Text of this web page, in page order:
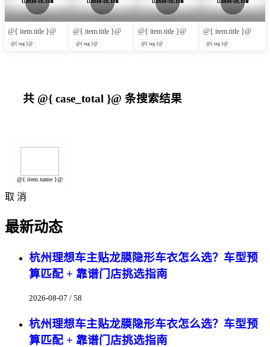
@{ item.title }@
@{ tag }@
@{ item.title }@
@{ tag }@
@{ item.title }@
@{ tag }@
@{ item.title }@
@{ tag }@
共 @{ case_total }@ 条搜索结果
@{ item.name }@
取 消
最新动态
杭州理想车主贴龙膜隐形车衣怎么选？车型预
算匹配 + 靠谱门店挑选指南
2026-08-07 / 58
杭州理想车主贴龙膜隐形车衣怎么选？车型预
算匹配 + 靠谱门店挑选指南